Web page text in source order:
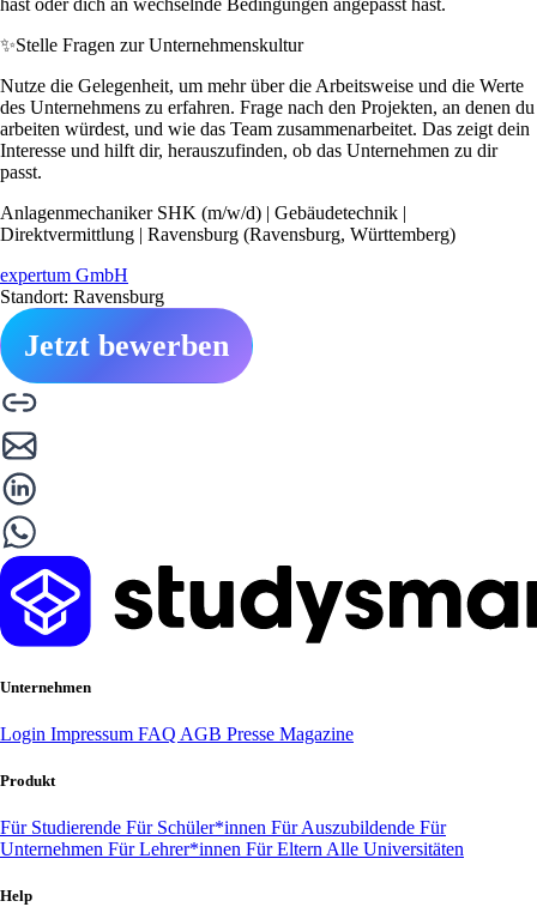
✨Stelle Fragen zur Unternehmenskultur
Nutze die Gelegenheit, um mehr über die Arbeitsweise und die Werte
des Unternehmens zu erfahren. Frage nach den Projekten, an denen du
arbeiten würdest, und wie das Team zusammenarbeitet. Das zeigt dein
Interesse und hilft dir, herauszufinden, ob das Unternehmen zu dir
passt.
Anlagenmechaniker SHK (m/w/d) | Gebäudetechnik |
Direktvermittlung | Ravensburg (Ravensburg, Württemberg)
expertum GmbH
Standort: Ravensburg
Jetzt bewerben
Unternehmen
Login Impressum FAQ AGB Presse Magazine
Produkt
Für Studierende Für Schüler*innen Für Auszubildende Für
Unternehmen Für Lehrer*innen Für Eltern Alle Universitäten
Help